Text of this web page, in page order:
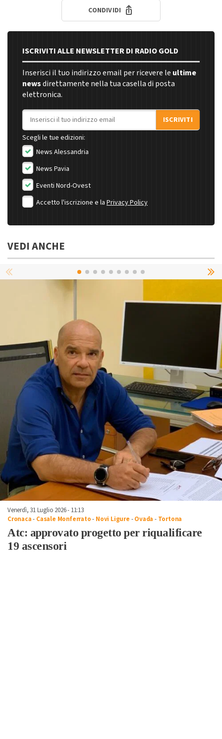
CONDIVIDI
ISCRIVITI ALLE NEWSLETTER DI RADIO GOLD
Inserisci il tuo indirizzo email per ricevere le ultime
newsdirettamente nella tua casella di posta
elettronica.
Indirizzo email
ISCRIVITI
Scegli le tue edizioni:
News Alessandria
News Pavia
Eventi Nord-Ovest
Accetto l'iscrizione e la Privacy Policy
VEDI ANCHE
Venerdì, 31 Luglio 2026 - 11:13
Cronaca- Casale Monferrato- Novi Ligure -Ovada - Tortona
Atc: approvato progetto per riqualificare
19 ascensori